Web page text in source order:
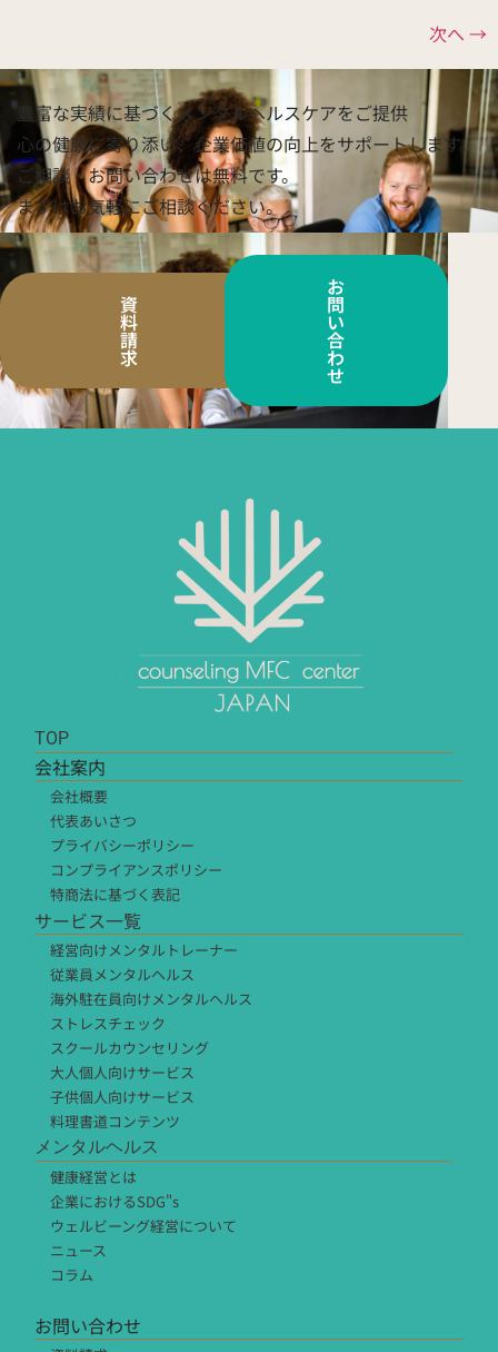
次へ →
豊富な実績に基づくメンタルヘルスケアをご提供
心の健康に寄り添い、企業価値の向上をサポートします。
ご相談・お問い合わせは無料です。
まずはお気軽にご相談ください。
資
料
請
求
お
問
い
合
わ
せ
TOP
会社案内
会社概要
代表あいさつ
プライバシーポリシー
コンプライアンスポリシー
特商法に基づく表記
サービス一覧
経営向けメンタルトレーナー
従業員メンタルヘルス
海外駐在員向けメンタルヘルス
ストレスチェック
スクールカウンセリング
大人個人向けサービス
子供個人向けサービス
料理書道コンテンツ
メンタルヘルス
健康経営とは
企業におけるSDG"s
ウェルビーング経営について
ニュース
コラム
お問い合わせ